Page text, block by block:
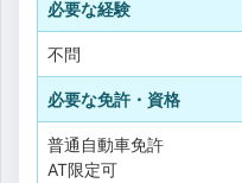
必要な経験
不問
必要な免許・資格
普通自動車免許
AT限定可